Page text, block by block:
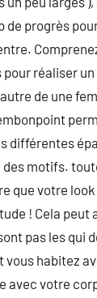
de progrès
réaliser
de une
différentes
des motifs.
que votre look
! Cela peut
pas les qui
vous habitez
avec votre